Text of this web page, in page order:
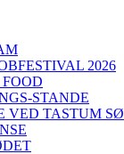
2026
FOOD
STANDE
VED TASTUM SØ